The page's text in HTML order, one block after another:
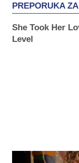
PREPORUKA
She Took Her
Level